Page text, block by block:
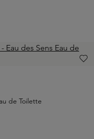
de Toilette